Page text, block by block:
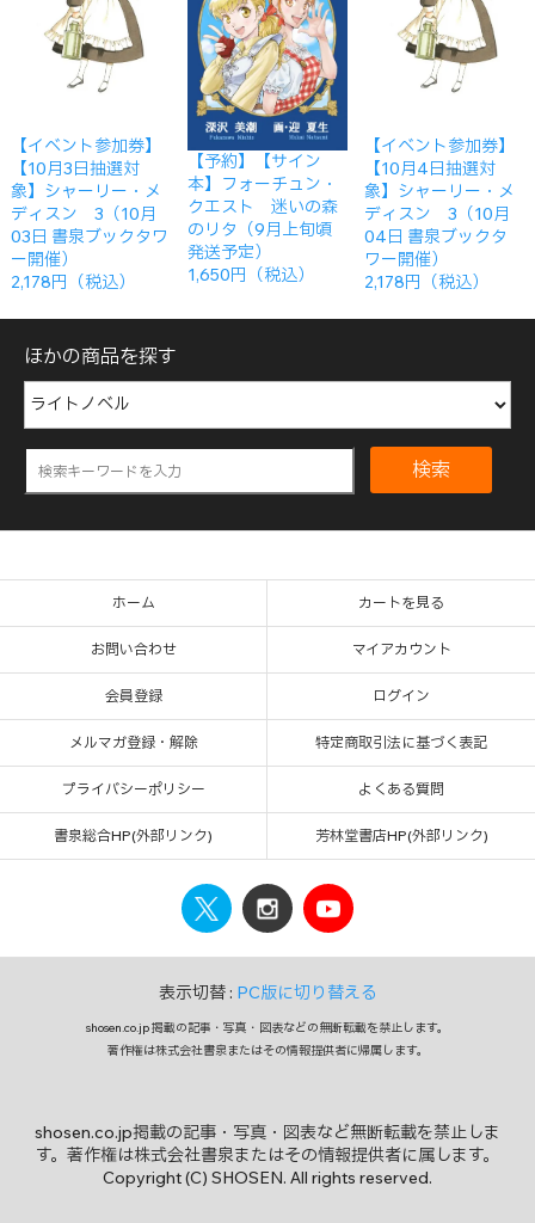
【イベント参加券】
【10月3日抽選対
象】シャーリー・メ
ディスン 3（10月
03日 書泉ブックタワ
ー開催）
2,178円（税込）
【予約】【サイン
本】フォーチュン・
クエスト 迷いの森
のリタ（9月上旬頃
発送予定）
1,650円（税込）
【イベント参加券】
【10月4日抽選対
象】シャーリー・メ
ディスン 3（10月
04日 書泉ブックタ
ワー開催）
2,178円（税込）
ほかの商品を探す
検索
ホーム カートを見る
お問い合わせ マイアカウント
会員登録 ログイン
メルマガ登録・解除 特定商取引法に基づく表記
プライバシーポリシー よくある質問
書泉総合HP(外部リンク) 芳林堂書店HP(外部リンク)
表示切替 : PC版に切り替える
shosen.co.jp 掲載の記事・写真・図表などの無断転載を禁止します。
著作権は株式会社書泉またはその情報提供者に帰属します。
shosen.co.jp掲載の記事・写真・図表など無断転載を禁止しま
す。著作権は株式会社書泉またはその情報提供者に属します。
Copyright (C) SHOSEN. All rights reserved.